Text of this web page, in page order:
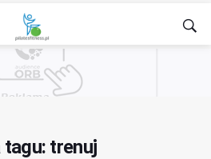
trenuj